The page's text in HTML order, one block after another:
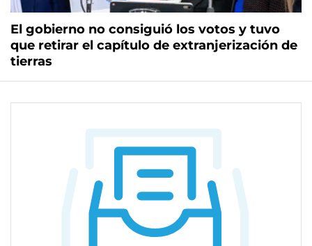
El gobierno no consiguió los votos y tuvo
que retirar el capítulo de extranjerización de
tierras